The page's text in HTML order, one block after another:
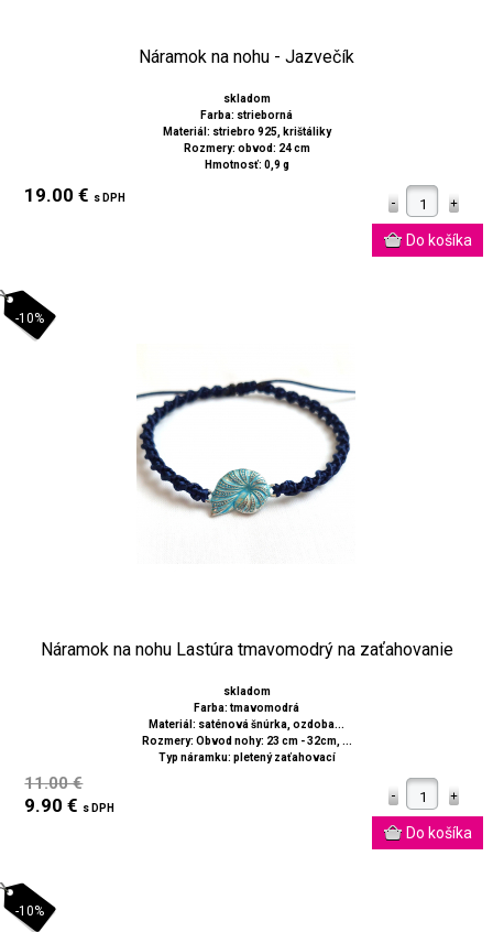
Náramok na nohu - Jazvečík
skladom
Farba: strieborná
Materiál: striebro 925, krištáliky
Rozmery: obvod: 24 cm
Hmotnosť: 0,9 g
19.00 € s DPH
-10%
Náramok na nohu Lastúra tmavomodrý na zaťahovanie
skladom
Farba: tmavomodrá
Materiál: saténová šnúrka, ozdoba...
Rozmery: Obvod nohy: 23 cm - 32cm, ...
Typ náramku: pletený zaťahovací
11.00 €
9.90 € s DPH
-10%